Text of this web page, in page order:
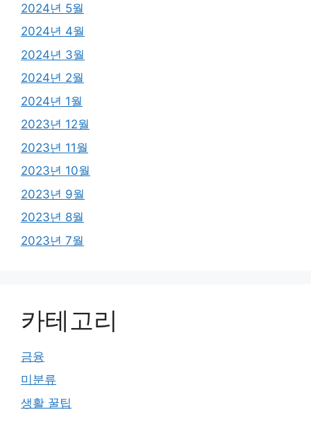
2024년 5월
2024년 4월
2024년 3월
2024년 2월
2024년 1월
2023년 12월
2023년 11월
2023년 10월
2023년 9월
2023년 8월
2023년 7월
카테고리
금융
미분류
생활 꿀팁